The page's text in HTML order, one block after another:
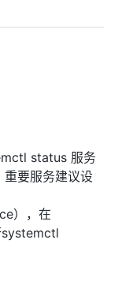
status 服务
要服务建议设
），在